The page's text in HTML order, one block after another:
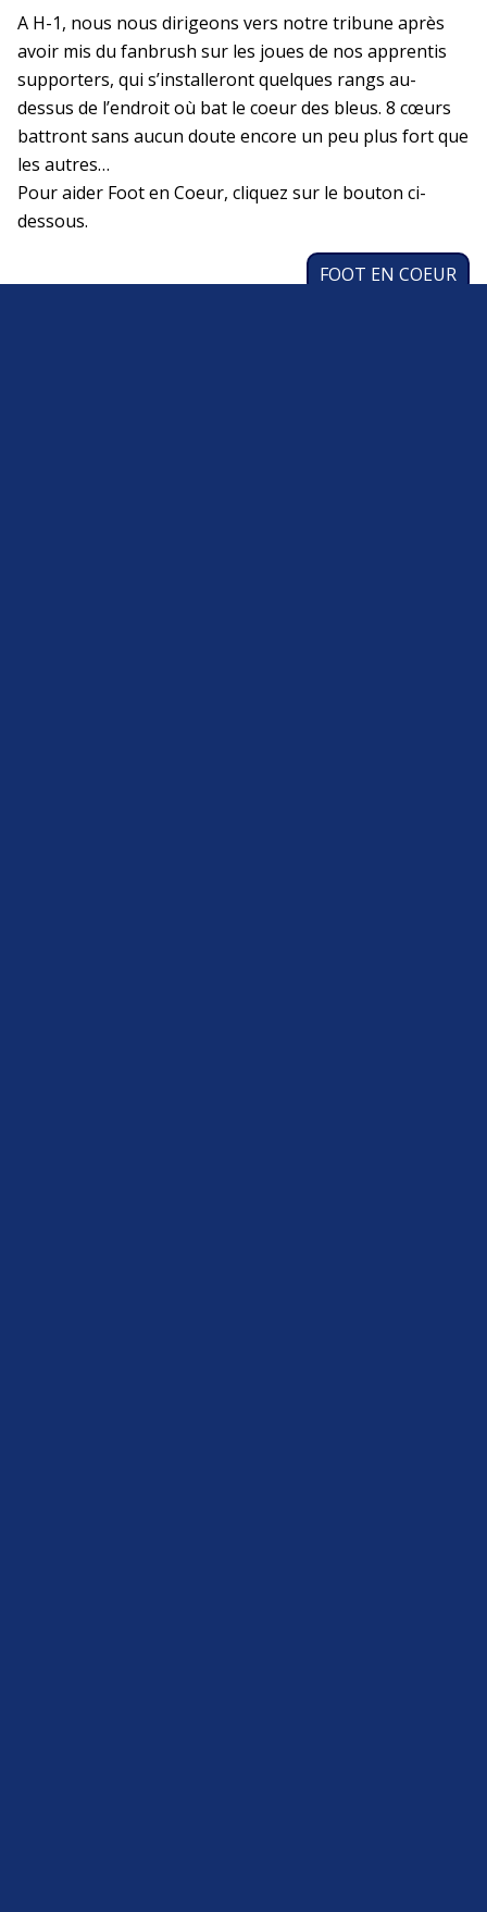
A H-1, nous nous dirigeons vers notre tribune après
avoir mis du fanbrush sur les joues de nos apprentis
supporters, qui s’installeront quelques rangs au-
dessus de l’endroit où bat le coeur des bleus. 8 cœurs
battront sans aucun doute encore un peu plus fort que
les autres…
Pour aider Foot en Coeur, cliquez sur le bouton ci-
dessous.
FOOT EN COEUR